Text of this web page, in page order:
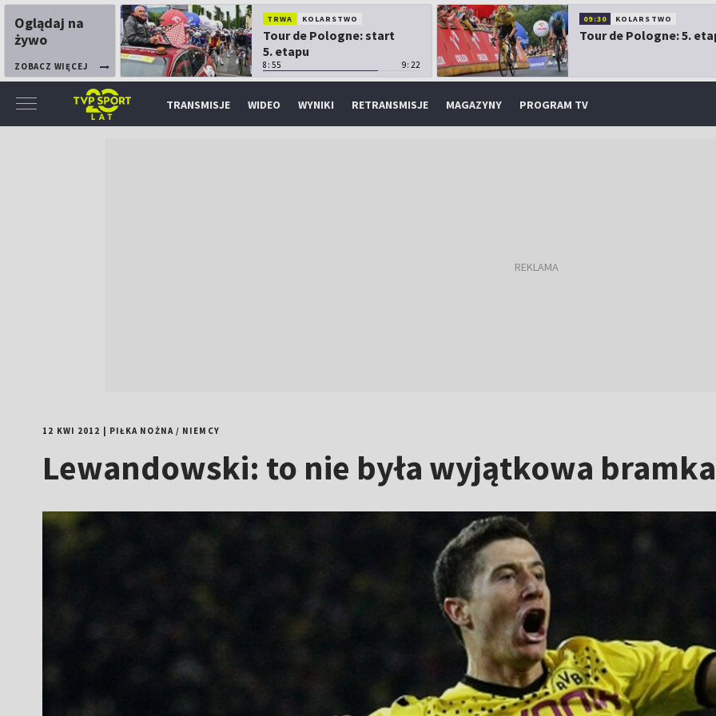
Oglądaj na
żywo
ZOBACZ WIĘCEJ
TRWA KOLARSTWO
Tour de Pologne: start
5. etapu
8:55 9:22
09:30 KOLARSTWO
Tour de Pologne: 5.
TRANSMISJE WIDEO WYNIKI RETRANSMISJE MAGAZYNY PROGRAM TV
12 KWI 2012 PIŁKA NOŻNA/ NIEMCY
Lewandowski: to nie była wyjątkowa bramka